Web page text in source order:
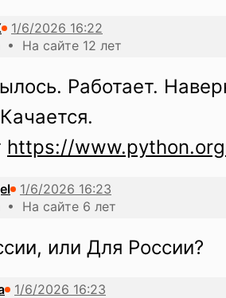
• На сайте 12 лет
Работает.
https://
• На сайте 6 лет
или Для России?